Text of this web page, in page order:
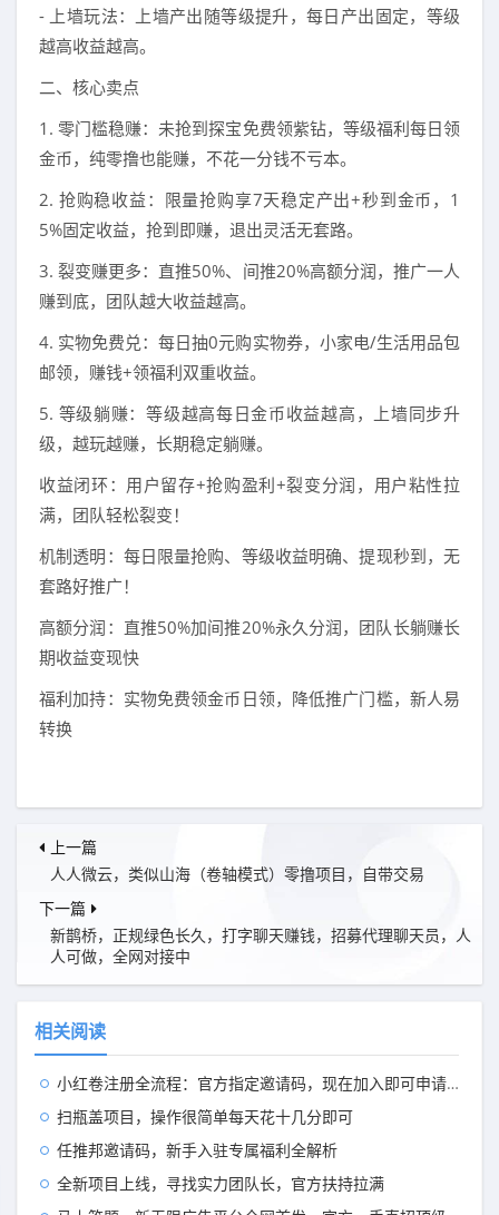
- 上墙玩法：上墙产出随等级提升，每日产出固定，等级
越高收益越高。
二、核心卖点
1. 零门槛稳赚：未抢到探宝免费领紫钻，等级福利每日领
金币，纯零撸也能赚，不花一分钱不亏本。
2. 抢购稳收益：限量抢购享7天稳定产出+秒到金币，1
5%固定收益，抢到即赚，退出灵活无套路。
3. 裂变赚更多：直推50%、间推20%高额分润，推广一人
赚到底，团队越大收益越高。
4. 实物免费兑：每日抽0元购实物券，小家电/生活用品包
邮领，赚钱+领福利双重收益。
5. 等级躺赚：等级越高每日金币收益越高，上墙同步升
级，越玩越赚，长期稳定躺赚。
收益闭环：用户留存+抢购盈利+裂变分润，用户粘性拉
满，团队轻松裂变！
机制透明：每日限量抢购、等级收益明确、提现秒到，无
套路好推广！
高额分润：直推50%加间推20%永久分润，团队长躺赚长
期收益变现快
福利加持：实物免费领金币日领，降低推广门槛，新人易
转换
上一篇
人人微云，类似山海（卷轴模式）零撸项目，自带交易
下一篇
新鹊桥，正规绿色长久，打字聊天赚钱，招募代理聊天员，人
人可做，全网对接中
相关阅读
小红卷注册全流程：官方指定邀请码，现在加入即可申请开通顶级代理V5权限
扫瓶盖项目，操作很简单每天花十几分即可
任推邦邀请码，新手入驻专属福利全解析
全新项目上线，寻找实力团队长，官方扶持拉满